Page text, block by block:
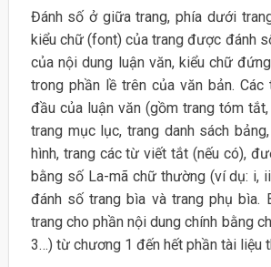
Đánh số ở giữa trang, phía dưới
kiểu chữ (font) của trang được đánh
của nội dung luận văn, kiểu chữ
trong phần lề trên của văn bản. Các
đầu của luận văn (gồm trang tóm
trang mục lục, trang danh sách
hình, trang các từ viết tắt (nếu có),
bằng số La-mã chữ thường (ví dụ: i,
đánh số trang bìa và trang phụ bìa.
trang cho phần nội dung chính bằng
3…) từ chương 1 đến hết phần tài liệu